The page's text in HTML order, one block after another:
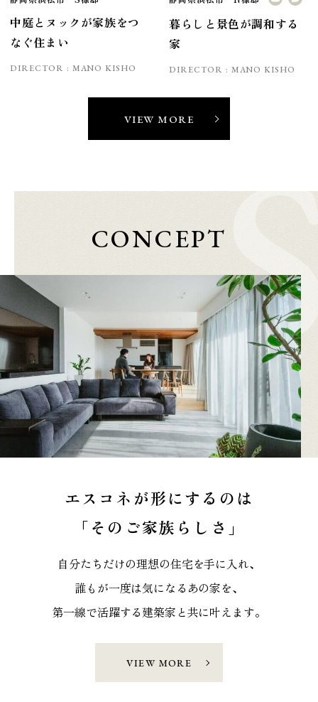
中庭とヌックが家族をつ
なぐ住まい
DIRECTOR : MANO KISHO
暮らしと景色が調和する
家
DIRECTOR : MANO KISHO
VIEW MORE
CONCEPT
エスコネが形にするのは
「そのご家族らしさ」
自分たちだけの理想の住宅を手に入れ、
誰もが一度は気になるあの家を、
第一線で活躍する建築家と共に叶えます。
VIEW MORE